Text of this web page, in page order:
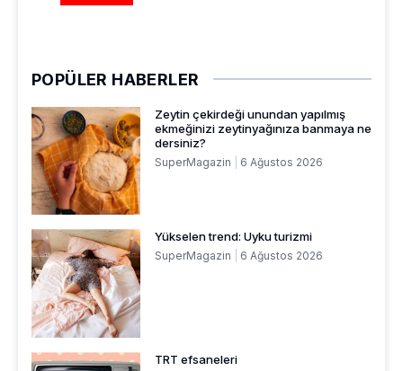
POPÜLER HABERLER
Zeytin çekirdeği unundan yapılmış
ekmeğinizi zeytinyağınıza banmaya ne
dersiniz?
SuperMagazin 6 Ağustos 2026
Yükselen trend: Uyku turizmi
SuperMagazin 6 Ağustos 2026
TRT efsaneleri